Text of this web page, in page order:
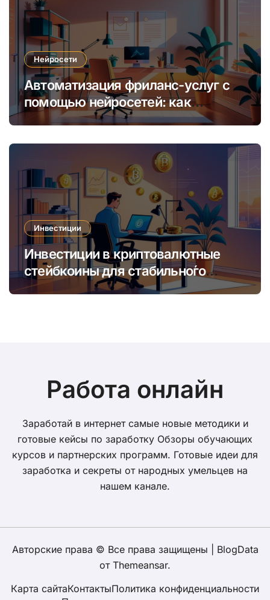
Нейросети
Автоматизация фриланс-услуг с
помощью нейросетей: как
увеличить доход и сократить
Инвестиции
Инвестиции в криптовалютные
стейбкоины для стабильно́го
онлайн-заработка в условиях
Работа онлайн
Заработай в интернет самые новые методики и
готовые кейсы по заработку Обзоры обучающих
курсов и партнерских программ. Готовые идеи для
заработка и секреты от народных умельцев на
нашем канале.
Авторские права © Все права защищены
BlogData
от Themeansar.
Карта сайтаКонтактыПолитика конфиденциальности